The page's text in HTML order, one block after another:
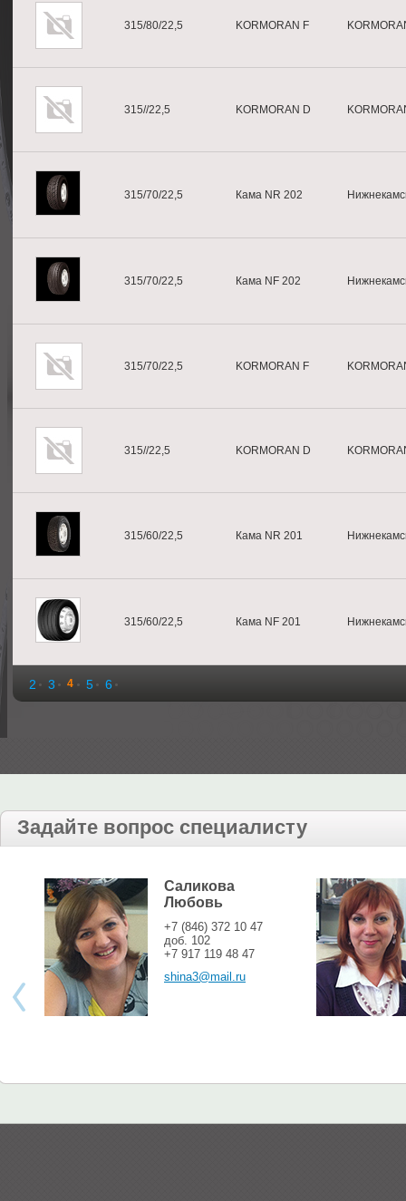
315/80/22,5 KORMORAN F
315//22,5 KORMORAN D
315/70/22,5 Кама NR 202
315/70/22,5 Кама NF 202
315/70/22,5 KORMORAN F
315//22,5 KORMORAN D
315/60/22,5 Кама NR 201
315/60/22,5 Кама NF 201
2 3 4 5 6
Задайте вопрос специалисту
Саликова
Любовь
+7 (846) 372 10 47
доб. 102
+7 917 119 48 47
shina3@mail.ru